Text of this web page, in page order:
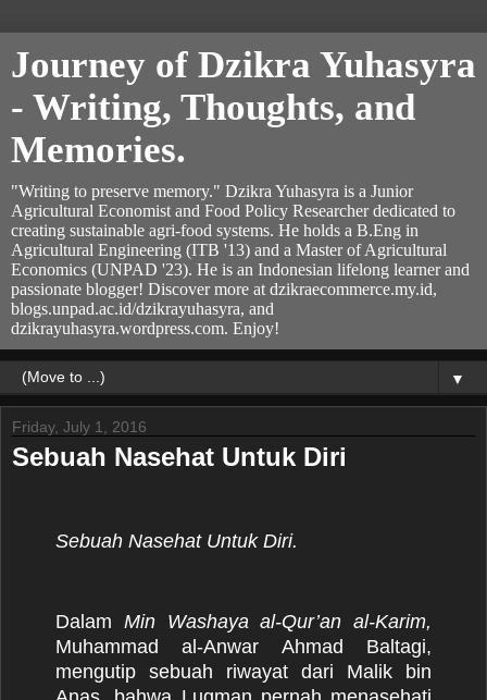
Journey of Dzikra Yuhasyra
- Writing, Thoughts, and
Memories.
"Writing to preserve memory." Dzikra Yuhasyra is a Junior
Agricultural Economist and Food Policy Researcher dedicated to
creating sustainable agri-food systems. He holds a B.Eng in
Agricultural Engineering (ITB '13) and a Master of Agricultural
Economics (UNPAD '23). He is an Indonesian lifelong learner and
passionate blogger! Discover more at dzikraecommerce.my.id,
blogs.unpad.ac.id/dzikrayuhasyra, and
dzikrayuhasyra.wordpress.com. Enjoy!
▼
Friday, July 1, 2016
Sebuah Nasehat Untuk Diri
Sebuah Nasehat Untuk Diri.
Dalam Min Washaya al-Qur’an al-Karim,
Muhammad al-Anwar Ahmad Baltagi,
mengutip sebuah riwayat dari Malik bin